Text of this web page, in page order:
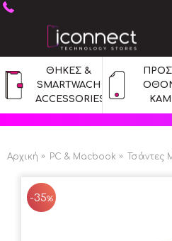
ΘΗΚΕΣ &
SMARTWACH
ACCESSORIES
Αρχική PC & Macbook Τσάντες
-35%